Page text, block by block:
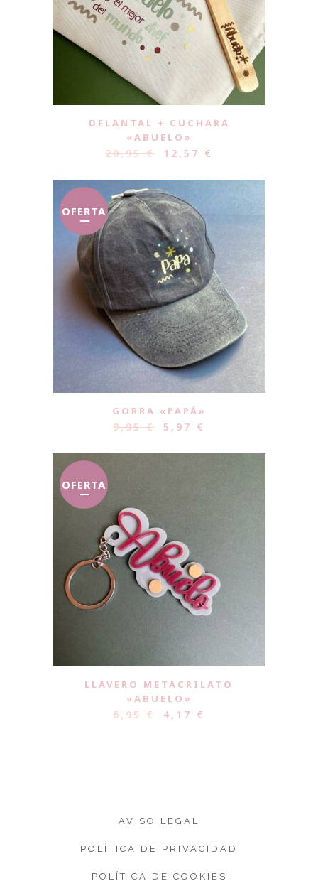
DELANTAL + CUCHARA
«ABUELO»
20,95€ 12,57 €
OFERTA
GORRA «PAPÁ»
9,95€ 5,97 €
OFERTA
LLAVERO METACRILATO
«ABUELO»
6,95€ 4,17 €
AVISO LEGAL
POLÍTICA DE PRIVACIDAD
POLÍTICA DE COOKIES